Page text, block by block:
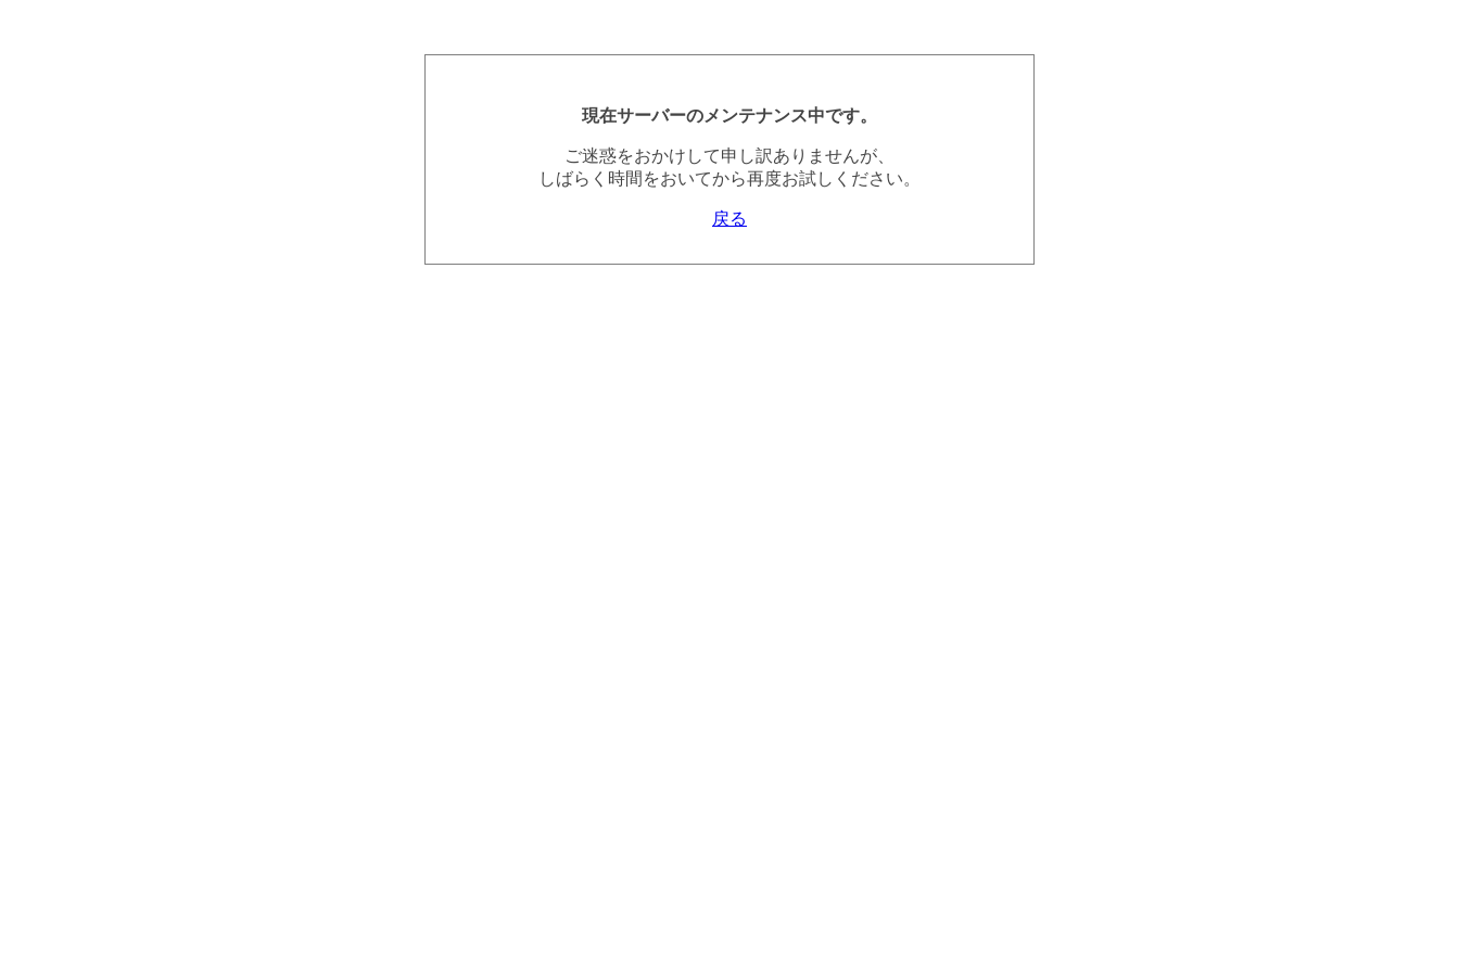
現在サーバーのメンテナンス中です。
ご迷惑をおかけして申し訳ありませんが、
しばらく時間をおいてから再度お試しください。
戻る